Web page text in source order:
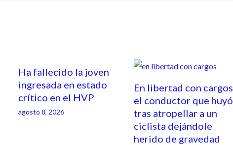
Ha fallecido la joven
ingresada en estado
crítico en el HVP
agosto 8, 2026
En libertad con cargos
el conductor que huyó
tras atropellar a un
ciclista dejándole
herido de gravedad